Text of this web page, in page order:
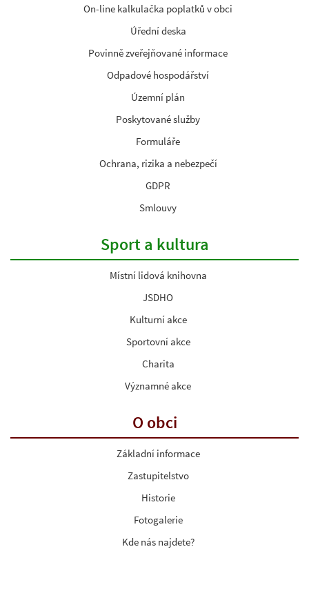
On-line kalkulačka poplatků v obci
Úřední deska
Povinně zveřejňované informace
Odpadové hospodářství
Územní plán
Poskytované služby
Formuláře
Ochrana, rizika a nebezpečí
GDPR
Smlouvy
Sport a kultura
Místní lidová knihovna
JSDHO
Kulturní akce
Sportovní akce
Charita
Významné akce
O obci
Základní informace
Zastupitelstvo
Historie
Fotogalerie
Kde nás najdete?